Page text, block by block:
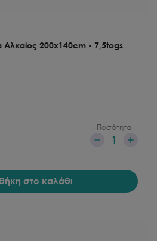
200x140cm - 7,5togs
Ποσότητα
1
στο καλάθι